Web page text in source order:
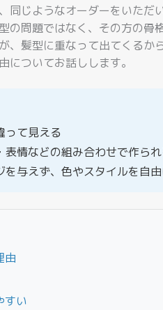
同じようなオーダーをいただ
の問題ではなく、その方の
、髪型に重なって出てくる
についてお話しします。
って見える
情などの組み合わせで作ら
を与えず、色やスタイルを自
由
すい